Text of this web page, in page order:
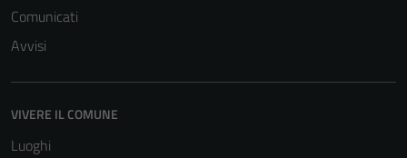
Comunicati
Avvisi
VIVERE IL COMUNE
Luoghi